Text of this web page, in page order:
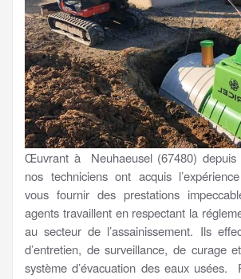
Œuvrant à Neuhaeusel (67480) depuis
nos techniciens ont acquis
vous fournir des prestations
agents travaillent en respectant la
au secteur de l’assainissement. Ils
d’entretien, de surveillance, de curage
système d’évacuation des eaux usées.